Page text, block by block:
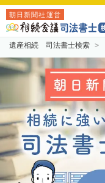
朝日新聞社運営
遺産相続 司法書士検索